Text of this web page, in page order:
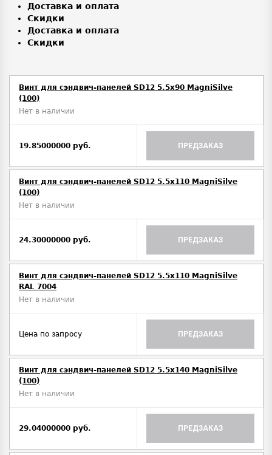
Доставка и оплата
Скидки
Доставка и оплата
Скидки
Винт для сэндвич-панелей SD12 5.5x90 MagniSilve
(100)
Нет в наличии
19.85000000 руб. ПРЕДЗАКАЗ
Винт для сэндвич-панелей SD12 5.5x110 MagniSilve
(100)
Нет в наличии
24.30000000 руб. ПРЕДЗАКАЗ
Винт для сэндвич-панелей SD12 5.5x110 MagniSilve
RAL 7004
Нет в наличии
Цена по запросу ПРЕДЗАКАЗ
Винт для сэндвич-панелей SD12 5.5x140 MagniSilve
(100)
Нет в наличии
29.04000000 руб. ПРЕДЗАКАЗ